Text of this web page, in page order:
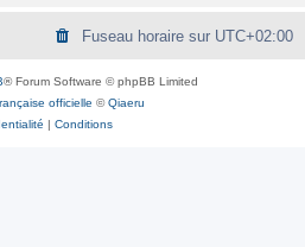
Fuseau horaire sur UTC+02:00
® Forum Software © phpBB Limited
officielle ©Qiaeru
| Conditions